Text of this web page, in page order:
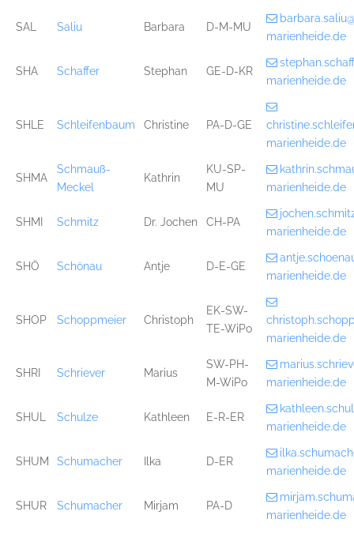
SAL Saliu Barbara D-M-MU
marienheide.de
SHA Schaffer Stephan GE-D-KR
marienheide.de
SHLE Schleifenbaum Christine PA-D-GE
marienheide.de
SHMA
Schmauß-
Meckel
Kathrin
KU-SP-
MU
marienheide.de
SHMI Schmitz Dr. Jochen CH-PA
marienheide.de
SHÖ Schönau Antje D-E-GE
marienheide.de
SHOP Schoppmeier Christoph
EK-SW-
TE-WiPo
marienheide.de
SHRI Schriever Marius
SW-PH-
M-WiPo
marienheide.de
SHUL Schulze Kathleen E-R-ER
marienheide.de
SHUM Schumacher Ilka D-ER
marienheide.de
SHUR Schumacher Mirjam PA-D
marienheide.de